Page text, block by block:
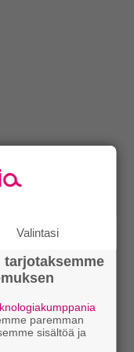
Valintasi
paremman
sisältöä ja